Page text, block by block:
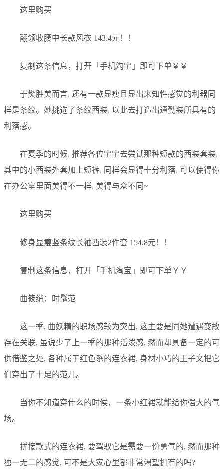
这里购买
翻领收腰中长款风衣 143.4元！！
复制这条信息，打开「手机淘宝」即可下单￥￥
于樊胜美而言, 还有一款显瘦且显出来知性感觉的利器同
样是条纹。她挑选了条纹西装, 以此去打造出通勤装所具有的
利落感。
在夏季的时候, 推荐各位宝宝去尝试那种短款的西装套装,
其中的小西装外套加上短裤, 同样会显得十分利落, 可以使得你
在办公室里面美得不一样, 美得与众不同~
这里购买
修身显瘦竖条纹长袖西装2件套 154.8元！！
复制这条信息，打开「手机淘宝」即可下单￥￥
曲筱绡：时髦范
这一季, 曲妖精的职场感较为突出, 这主要是同她遭遇变故
存在关联, 虽说少了上一季的那种活泼感, 然而却具备一定的可
供借鉴之处, 各种属于红色系的连衣裙, 身材小巧的王子文把它
们穿出了十足的范儿。
当你不知道穿什么的时候，一条小红裙就能给你强大的气
场。
拼接款式的连衣裙, 要驾驭它是需要一份勇气的, 然而那种
独一无二的感觉, 可不是大家心里都非常渴望拥有的吗?